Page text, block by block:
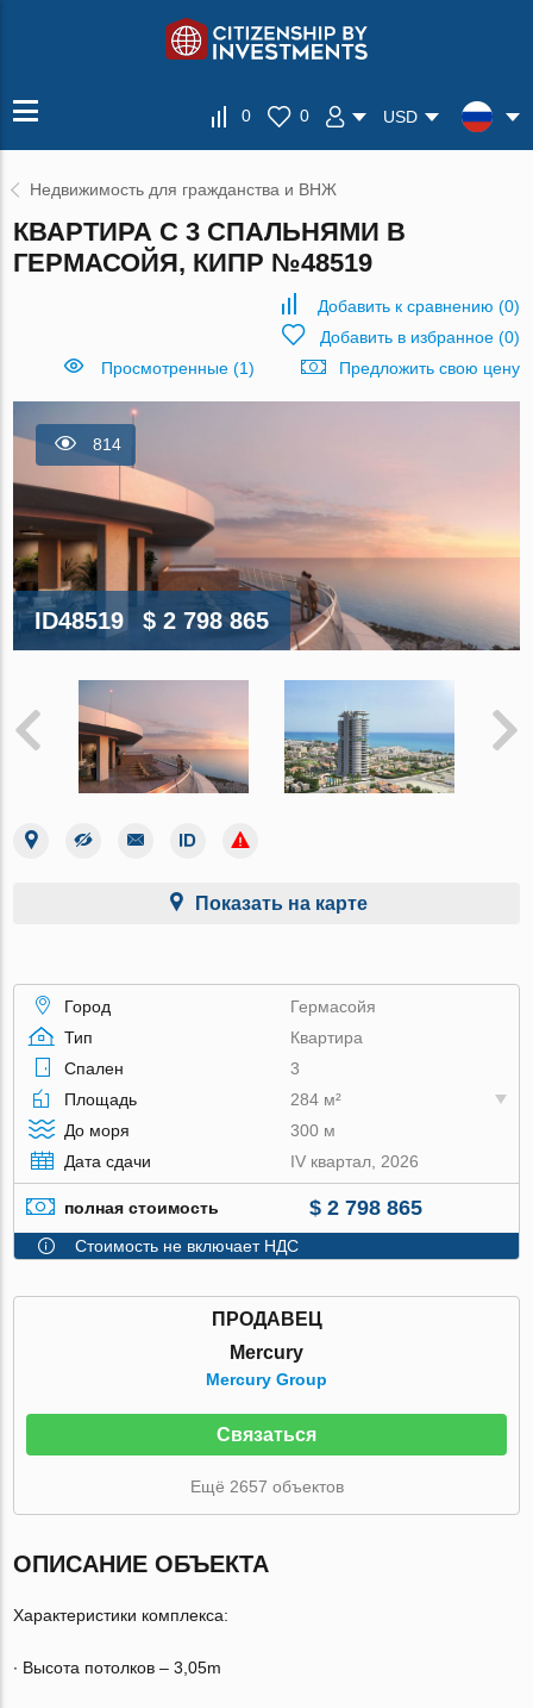
0 0 USD
Недвижимость для гражданства и ВНЖ
КВАРТИРА С 3 СПАЛЬНЯМИ В
ГЕРМАСОЙЯ, КИПР №48519
Добавить к сравнению (0)
Добавить в избранное(0)
Просмотренные (1)
Предложить свою цену
814
ID48519 $ 2 798 865
Показать на карте
Город
Гермасойя
Тип
Квартира
Спален
3
Площадь
284 м²
До моря
300 м
Дата сдачи
IV квартал, 2026
полная стоимость $ 2 798 865
Стоимость не включает НДС
ПРОДАВЕЦ
Mercury
Mercury Group
Связаться
Ещё 2657 объектов
ОПИСАНИЕ ОБЪЕКТА
Характеристики комплекса:
∙ Высота потолков – 3,05m